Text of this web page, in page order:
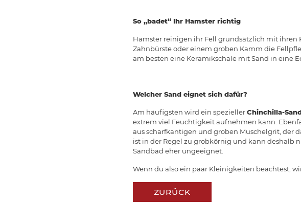
So „badet“ Ihr Hamster richtig
Hamster reinigen ihr Fell grundsätzlich mit
Zahnbürste oder einem groben Kamm die
am besten eine Keramikschale mit Sand in eine
Welcher Sand eignet sich dafür?
Am häufigsten wird ein speziellerChinchilla-
extrem viel Feuchtigkeit aufnehmen kann.
aus scharfkantigen und groben Muschelgrit, der
ist in der Regel zu grobkörnig und kann deshalb
Sandbad eher ungeeignet.
Wenn du also ein paar Kleinigkeiten beachtest,
ZURÜCK